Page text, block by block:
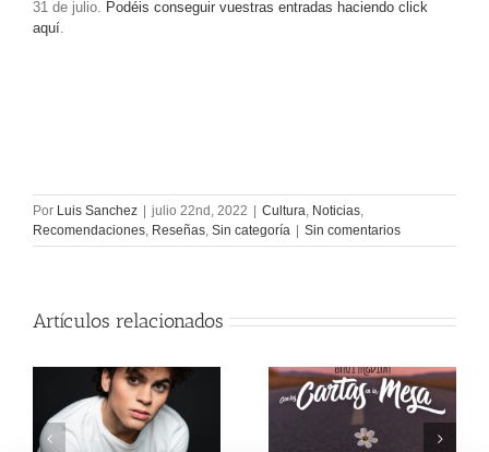
31 de julio. Podéis conseguir vuestras entradas haciendo click
aquí
Por Luis Sanchez | julio 22nd, 2022 | Cultura Noticias
Recomendaciones Reseñas Sin categoría | Sin comentarios
Artículos relacionados
Luck Ra finge